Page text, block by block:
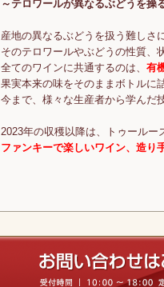
～テロワールが異なるぶどうを操
産地の異なるぶどうを扱う難しさ
そのテロワールやぶどうの性質、
全てのワインに共通するのは、 有
果実本来の味をそのままボトルに
今まで、様々な生産者から学んだ
2023年の収穫以降は、トゥールー
ファンキーで楽しいワイン、造り